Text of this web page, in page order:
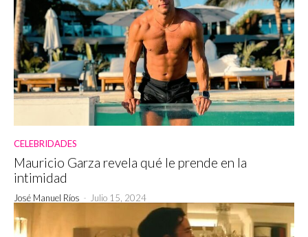
CELEBRIDADES
Mauricio Garza revela qué le prende en la
intimidad
José Manuel Ríos - Julio 15, 2024